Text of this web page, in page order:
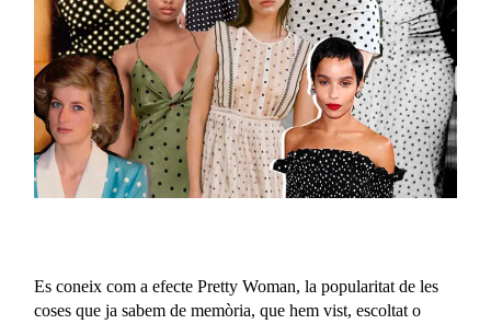
Es coneix com a efecte Pretty Woman, la popularitat de les
coses que ja sabem de memòria, que hem vist, escoltat o